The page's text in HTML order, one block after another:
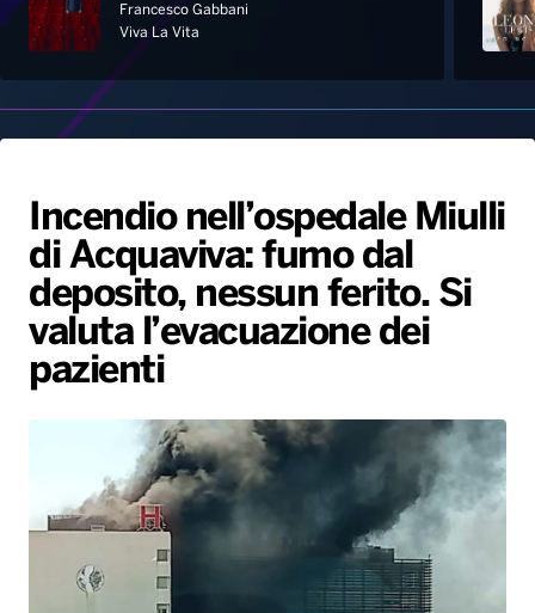
Home
Palinsesto
Hit Dance
Giochi&Concorsi
PALATOUR
Notizie
Locali
Musica e Spettacolo
Sport
Radio Norba Consiglia
Leggerissime
Playlist
Generale
Novità
Notiziario
Interviste
Oroscopo
Speciale Astrabilia 2026
Gallery
Radio Norba News TV
Voce al Bari
Battiti Live 2026
Gallery
Francesco Gabbani
Viva La Vita
Incendio nell’ospedale Miulli
di Acquaviva: fumo dal
deposito, nessun ferito. Si
valuta l’evacuazione dei
pazienti